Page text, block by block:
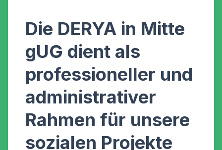
Die DERYA in Mitte
gUG dient als
professioneller und
administrativer
Rahmen für unsere
sozialen Projekte